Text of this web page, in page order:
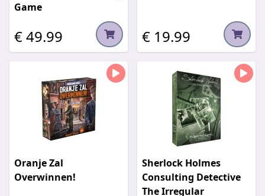
Game
€ 49.99 € 19.99
Oranje Zal
Overwinnen!
Sherlock Holmes
Consulting Detective
The Irregular